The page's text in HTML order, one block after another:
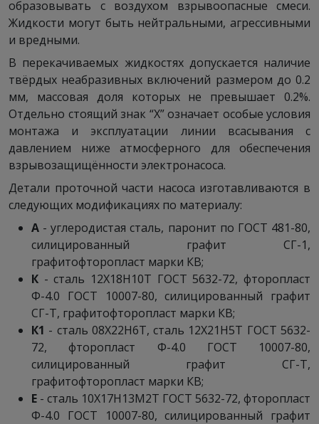
образовывать с воздухом взрывоопасные смеси.
Жидкости могут быть нейтральными, агрессивными
и вредными.
В перекачиваемых жидкостях допускается наличие
твёрдых неабразивных включений размером до 0.2
мм, массовая доля которых не превышает 0.2%.
Отдельно стоящий знак “Х” означает особые условия
монтажа и эксплуатации линии всасывания с
давлением ниже атмосферного для обеспечения
взрывозащищённости электронасоса.
Детали проточной части насоса изготавливаются в
следующих модификациях по материалу:
А - углеродистая сталь, паронит по ГОСТ 481-80,
силицированный графит СГ-1,
графитофторопласт марки КВ;
К - сталь 12Х18Н10Т ГОСТ 5632-72, фторопласт
Ф-4.0 ГОСТ 10007-80, силицированный графит
СГ-Т, графитофторопласт марки КВ;
К1 - сталь 08Х22Н6Т, сталь 12Х21Н5Т ГОСТ 5632-
72, фторопласт Ф-4.0 ГОСТ 10007-80,
силицированный графит СГ-Т,
графитофторопласт марки КВ;
Е - сталь 10Х17Н13М2Т ГОСТ 5632-72, фторопласт
Ф-4.0 ГОСТ 10007-80, силицированный графит